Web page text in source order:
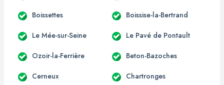
Boissettes Boissise-la-Bertrand
Le Mée-sur-Seine Le Pavé de Pontault
Ozoir-la-Ferrière Beton-Bazoches
Cerneux Chartronges